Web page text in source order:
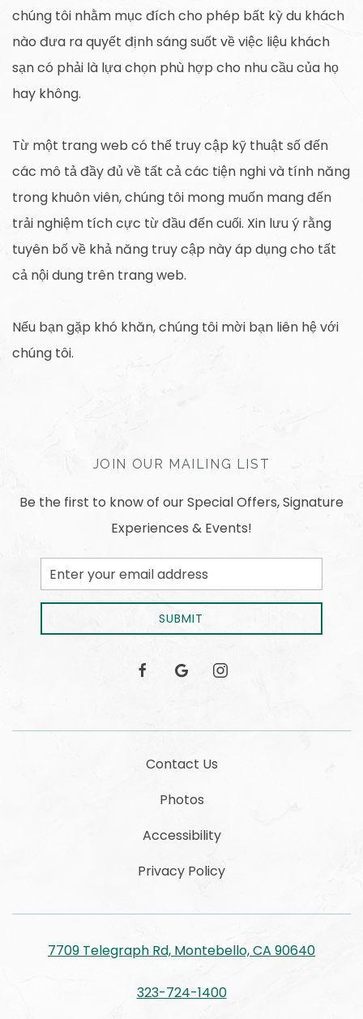
chúng tôi nhằm mục đích cho phép bất kỳ du khách
nào đưa ra quyết định sáng suốt về việc liệu khách
sạn có phải là lựa chọn phù hợp cho nhu cầu của họ
hay không.
Từ một trang web có thể truy cập kỹ thuật số đến
các mô tả đầy đủ về tất cả các tiện nghi và tính năng
trong khuôn viên, chúng tôi mong muốn mang đến
trải nghiệm tích cực từ đầu đến cuối. Xin lưu ý rằng
tuyên bố về khả năng truy cập này áp dụng cho tất
cả nội dung trên trang web.
Nếu bạn gặp khó khăn, chúng tôi mời bạn liên hệ với
chúng tôi.
JOIN OUR MAILING LIST
Be the first to know of our Special Offers, Signature
Experiences & Events!
Email
Address
SUBMIT
facebookgoogle instagram
Contact Us
Photos
Accessibility
Privacy Policy
7709 Telegraph Rd, Montebello, CA 90640
323-724-1400